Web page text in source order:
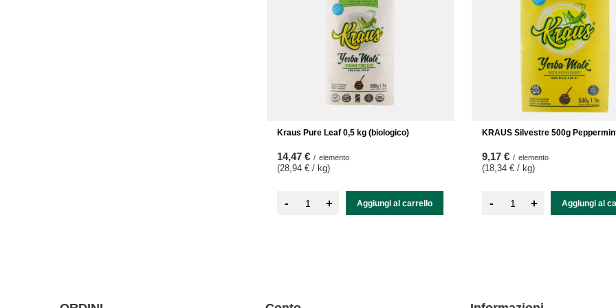
Kraus Pure Leaf 0,5 kg (biologico)
14,47 € / elemento
(28,94 € / kg)
- + Aggiungi al carrello
KRAUS Silvestre 500g
9,17 € / elemento
(18,34 € / kg)
- + Aggiungi al